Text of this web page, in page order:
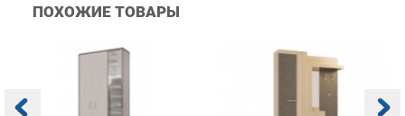
Прихожая Гранд Кволити
Домино mini Бодега
Купить
Алекс PR-0028 Дуб